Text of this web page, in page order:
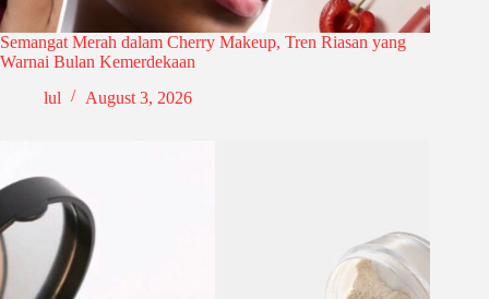
Semangat Merah dalam Cherry Makeup, Tren Riasan yang
Warnai Bulan Kemerdekaan
lul
August 3, 2026